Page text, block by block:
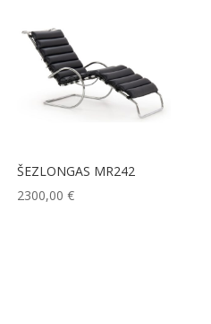
ŠEZLONGAS MR242
2300,00€